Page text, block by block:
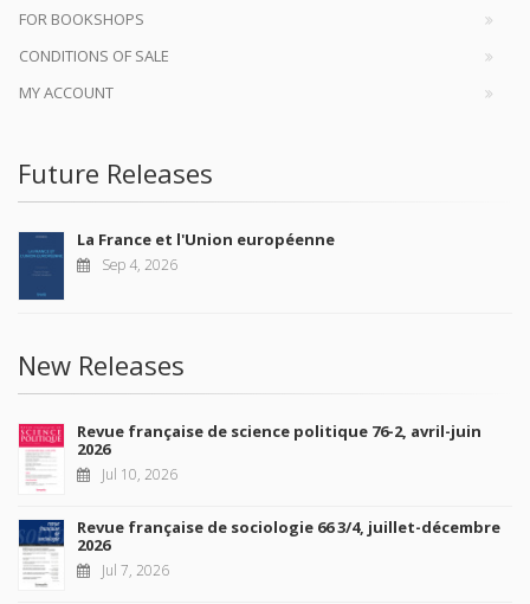
FOR BOOKSHOPS
CONDITIONS OF SALE
MY ACCOUNT
Future Releases
La France et l'Union européenne
Sep 4, 2026
New Releases
Revue française de science politique 76-2, avril-juin
2026
Jul 10, 2026
Revue française de sociologie 66 3/4, juillet-décembre
2026
Jul 7, 2026